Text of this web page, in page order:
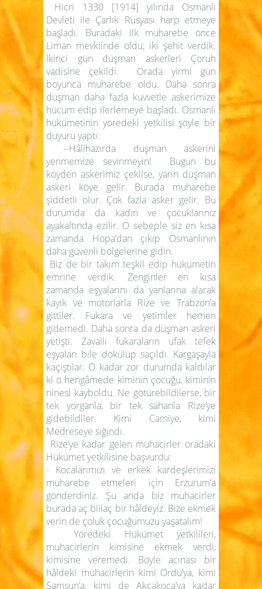
Hicri 1330 [1914] yılında Osmanlı
Devleti ile Çarlık Rusyası harp etmeye
başladı. Buradaki ilk muharebe önce
Liman mevkiinde oldu; iki şehit verdik.
İkinci gün düşman askerleri Çoruh
vadisine çekildi. Orada yirmi gün
boyunca muharebe oldu. Daha sonra
düşman daha fazla kuvvetle askerimize
hücum edip ilerlemeye başladı. Osmanlı
hükümetinin yöredeki yetkilisi şöyle bir
duyuru yaptı:
--Hâlihazırda düşman askerini
yenmemize sevinmeyin! Bugün bu
köyden askerimiz çekilse, yarın düşman
askeri köye gelir. Burada muharebe
şiddetli olur. Çok fazla asker gelir. Bu
durumda da kadın ve çocuklarınız
ayakaltında ezilir. O sebeple siz en kısa
zamanda Hopa’dan çıkıp Osmanlının
daha güvenli bölgelerine gidin.
Biz de bir takım teşkil edip hükümetin
emrine verdik. Zenginler en kısa
zamanda eşyalarını da yanlarına alarak
kayık ve motorlarla Rize ve Trabzon’a
gittiler. Fukara ve yetimler hemen
gidemedi. Daha sonra da düşman askeri
yetişti. Zavallı fukaraların ufak tefek
eşyaları bile dökülüp saçıldı. Kargaşayla
kaçıştılar. O kadar zor durumda kaldılar
ki o hengâmede kiminin çocuğu, kiminin
ninesi kayboldu. Ne götürebildilerse, bir
tek yorganla, bir tek sahanla Rize’ye
gidebildiler. Kimi Camiye, kimi
Medreseye sığındı.
Rize’ye kadar gelen muhacirler oradaki
Hükümet yetkilisine başvurdu:
- Kocalarımızı ve erkek kardeşlerimizi
muharebe etmeleri için Erzurum’a
gönderdiniz. Şu anda biz muhacirler
burada aç biilaç bir hâldeyiz. Bize ekmek
verin de çoluk çocuğumuzu yaşatalım!
Yöredeki Hükümet yetkilileri,
muhacirlerin kimisine ekmek verdi,
kimisine veremedi. Böyle acınası bir
hâldeki muhacirlerin kimi Ordu’ya, kimi
Samsun’a, kimi de Akçakoca’ya kadar